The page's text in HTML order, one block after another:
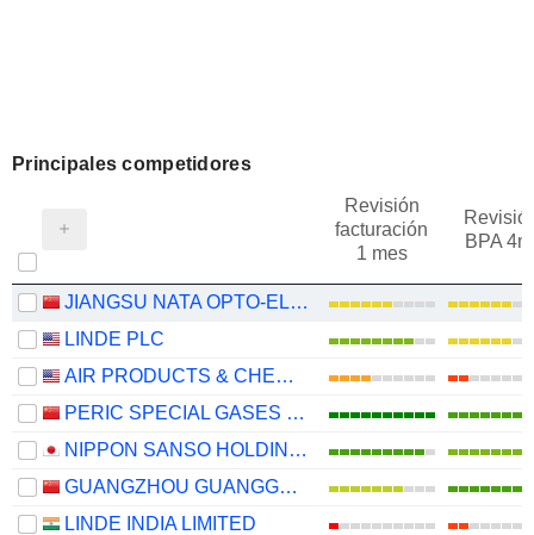
Principales competidores
Revisión
facturación
1 mes
BPA
JIANGSU NATA OPTO-ELECTRONIC MATERIAL CO., LTD.
LINDE PLC
AIR PRODUCTS & CHEMICALS, INC.
PERIC SPECIAL GASES CO., LTD.
NIPPON SANSO HOLDINGS CORPORATION
GUANGZHOU GUANGGANG GASES & ENERGY CO.,LTD.
LINDE INDIA LIMITED